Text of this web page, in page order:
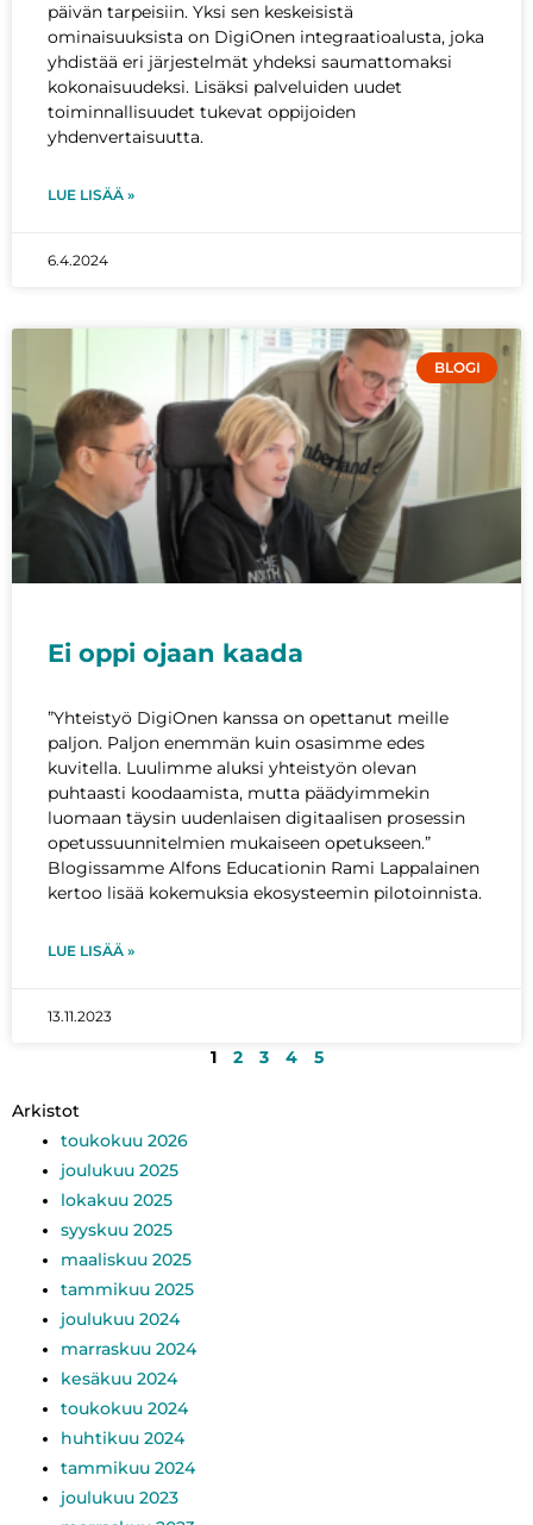
päivän tarpeisiin. Yksi sen keskeisistä
ominaisuuksista on DigiOnen integraatioalusta, joka
yhdistää eri järjestelmät yhdeksi saumattomaksi
kokonaisuudeksi. Lisäksi palveluiden uudet
toiminnallisuudet tukevat oppijoiden
yhdenvertaisuutta.
LUE LISÄÄ »
6.4.2024
BLOGI
Ei oppi ojaan kaada
”Yhteistyö DigiOnen kanssa on opettanut meille
paljon. Paljon enemmän kuin osasimme edes
kuvitella. Luulimme aluksi yhteistyön olevan
puhtaasti koodaamista, mutta päädyimmekin
luomaan täysin uudenlaisen digitaalisen prosessin
opetussuunnitelmien mukaiseen opetukseen.”
Blogissamme Alfons Educationin Rami Lappalainen
kertoo lisää kokemuksia ekosysteemin pilotoinnista.
LUE LISÄÄ »
13.11.2023
1 2 3 4 5
Arkistot
toukokuu 2026
joulukuu 2025
lokakuu 2025
syyskuu 2025
maaliskuu 2025
tammikuu 2025
joulukuu 2024
marraskuu 2024
kesäkuu 2024
toukokuu 2024
huhtikuu 2024
tammikuu 2024
joulukuu 2023